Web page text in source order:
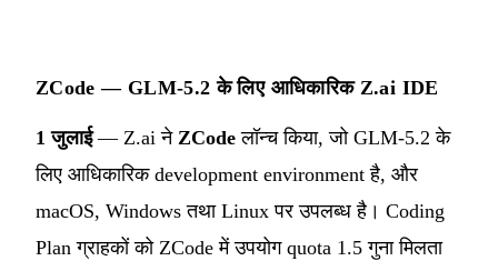
ZCode — GLM-5.2 के लिए आधिकारिक Z.ai IDE
1 जुलाई— Z.ai ने ZCode लॉन्च किया, जो GLM-5.2 के
लिए आधिकारिक development environment है, और
macOS, Windows तथा Linux पर उपलब्ध है। Coding
Plan ग्राहकों को ZCode में उपयोग quota 1.5 गुना मिलता